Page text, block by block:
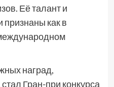
Её талант и
как в
наград,
Гран-при конкурса